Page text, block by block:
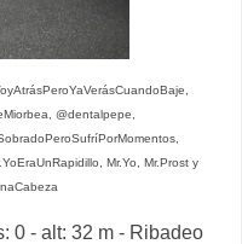
@dentalpepe,
Mr.Yo, Mr.Prost y
0 - alt: 32 m - Ribadeo